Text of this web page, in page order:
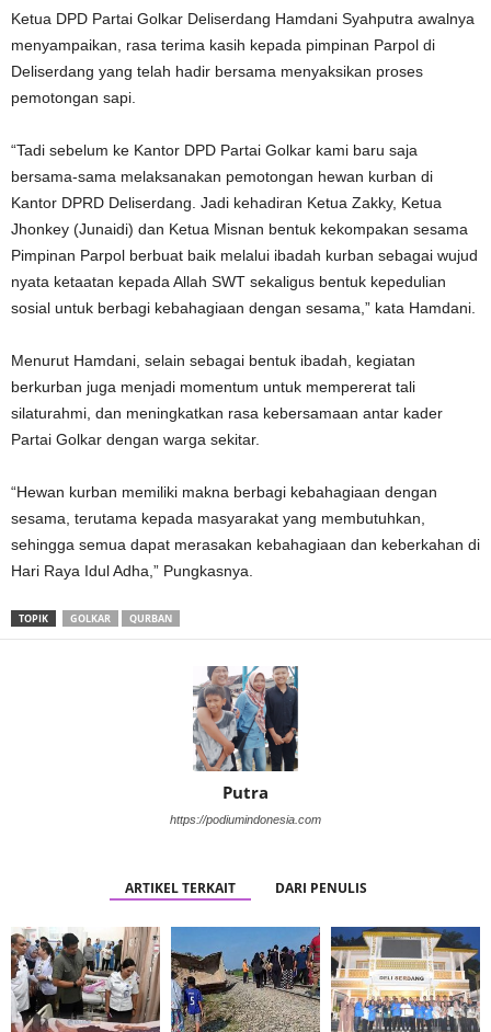
Ketua DPD Partai Golkar Deliserdang Hamdani Syahputra awalnya
menyampaikan, rasa terima kasih kepada pimpinan Parpol di
Deliserdang yang telah hadir bersama menyaksikan proses
pemotongan sapi.
“Tadi sebelum ke Kantor DPD Partai Golkar kami baru saja
bersama-sama melaksanakan pemotongan hewan kurban di
Kantor DPRD Deliserdang. Jadi kehadiran Ketua Zakky, Ketua
Jhonkey (Junaidi) dan Ketua Misnan bentuk kekompakan sesama
Pimpinan Parpol berbuat baik melalui ibadah kurban sebagai wujud
nyata ketaatan kepada Allah SWT sekaligus bentuk kepedulian
sosial untuk berbagi kebahagiaan dengan sesama,” kata Hamdani.
Menurut Hamdani, selain sebagai bentuk ibadah, kegiatan
berkurban juga menjadi momentum untuk mempererat tali
silaturahmi, dan meningkatkan rasa kebersamaan antar kader
Partai Golkar dengan warga sekitar.
“Hewan kurban memiliki makna berbagi kebahagiaan dengan
sesama, terutama kepada masyarakat yang membutuhkan,
sehingga semua dapat merasakan kebahagiaan dan keberkahan di
Hari Raya Idul Adha,” Pungkasnya.
TOPIK GOLKAR QURBAN
Putra
https://podiumindonesia.com
ARTIKEL TERKAIT DARI PENULIS